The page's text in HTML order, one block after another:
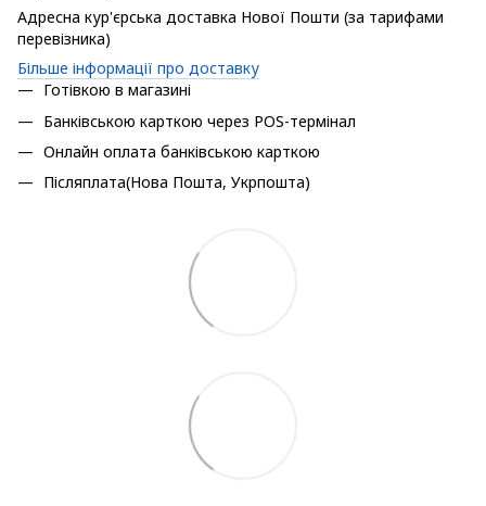
Адресна кур'єрська доставка Нової Пошти (за тарифами
перевізника)
Більше інформації про доставку
Готівкою в магазині
Банківською карткою через POS-термінал
Онлайн оплата банківською карткою
Післяплата(Нова Пошта, Укрпошта)